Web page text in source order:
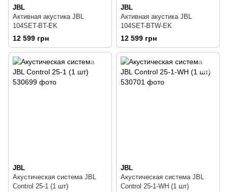
JBL
Активная акустика JBL
104SET-BT-EK
12 599 грн
JBL
Активная акустика JBL
104SET-BTW-EK
12 599 грн
JBL
Акустическая система JBL
Control 25-1 (1 шт)
JBL
Акустическая система JBL
Control 25-1-WH (1 шт)